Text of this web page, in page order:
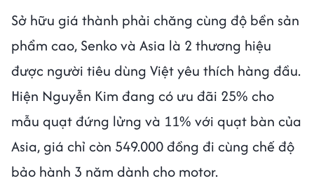
Sở hữu giá thành phải chăng cùng độ bền sản
phẩm cao, Senko và Asia là 2 thương hiệu
được người tiêu dùng Việt yêu thích hàng đầu.
Hiện Nguyễn Kim đang có ưu đãi 25% cho
mẫu quạt đứng lửng và 11% với quạt bàn của
Asia, giá chỉ còn 549.000 đồng đi cùng chế độ
bảo hành 3 năm dành cho motor.